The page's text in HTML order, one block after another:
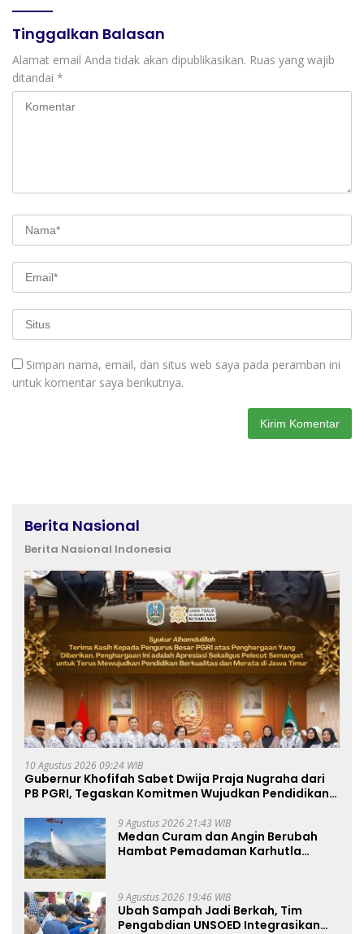
Tinggalkan Balasan
Alamat email Anda tidak akan dipublikasikan. Ruas yang wajib
ditandai *
Simpan nama, email, dan situs web saya pada peramban ini
untuk komentar saya berikutnya.
Berita Nasional
Berita Nasional Indonesia
10 Agustus 2026 09:24 WIB
Gubernur Khofifah Sabet Dwija Praja Nugraha dari
PB PGRI, Tegaskan Komitmen Wujudkan Pendidikan
9 Agustus 2026 21:43 WIB
Medan Curam dan Angin Berubah
Hambat Pemadaman Karhutla
9 Agustus 2026 19:46 WIB
Ubah Sampah Jadi Berkah, Tim
Pengabdian UNSOED Integrasikan